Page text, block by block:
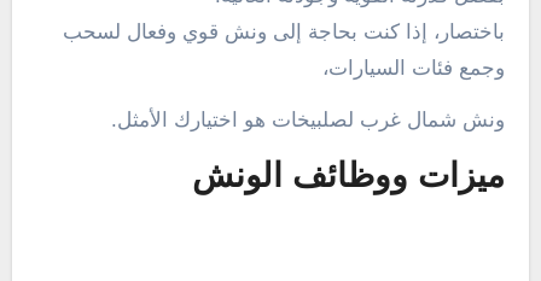
باختصار، إذا كنت بحاجة إلى ونش قوي وفعال لسحب
وجمع فئات السيارات،
ونش شمال غرب لصلبيخات هو اختيارك الأمثل.
ميزات ووظائف الونش